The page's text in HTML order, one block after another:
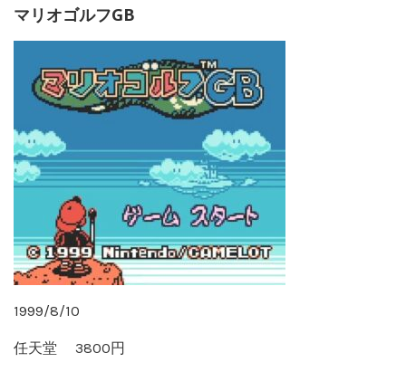
マリオゴルフGB
1999/8/10
任天堂 3800円